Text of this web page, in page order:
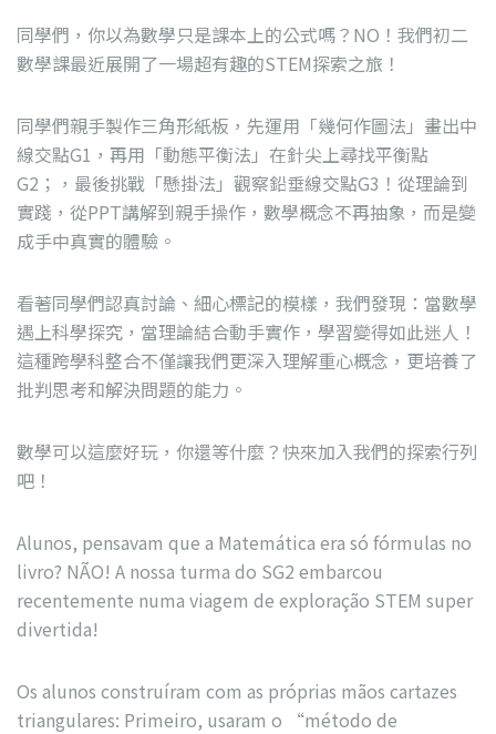
同學們，你以為數學只是課本上的公式嗎？NO！我們初二
數學課最近展開了一場超有趣的STEM探索之旅！
同學們親手製作三角形紙板，先運用「幾何作圖法」畫出中
線交點G1，再用「動態平衡法」在針尖上尋找平衡點
G2；，最後挑戰「懸掛法」觀察鉛垂線交點G3！從理論到
實踐，從PPT講解到親手操作，數學概念不再抽象，而是變
成手中真實的體驗。
看著同學們認真討論、細心標記的模樣，我們發現：當數學
遇上科學探究，當理論結合動手實作，學習變得如此迷人！
這種跨學科整合不僅讓我們更深入理解重心概念，更培養了
批判思考和解決問題的能力。
數學可以這麼好玩，你還等什麼？快來加入我們的探索行列
吧！
Alunos, pensavam que a Matemática era só fórmulas no
livro? NÃO! A nossa turma do SG2 embarcou
recentemente numa viagem de exploração STEM super
divertida!
Os alunos construíram com as próprias mãos cartazes
triangulares: Primeiro, usaram o “método de